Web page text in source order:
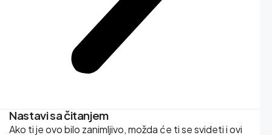
Nastavi sa čitanjem
Ako ti je ovo bilo zanimljivo, možda će ti se svideti i ovi